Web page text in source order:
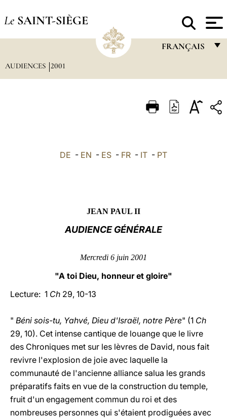
Le SAINT-SIÈGE
FRANÇAIS
ITALIANO
中文
AUDIENCES 2001
DE - EN - ES - FR - IT - PT
JEAN PAUL II
AUDIENCE GÉNÉRALE
Mercredi 6 juin 2001
"A toi Dieu, honneur et gloire"
Lecture: 1 Ch 29, 10-13
" Béni sois-tu, Yahvé, Dieu d'Israël, notre Père" (1 Ch
29, 10). Cet intense cantique de louange que le livre
des Chroniques met sur les lèvres de David, nous fait
revivre l'explosion de joie avec laquelle la
communauté de l'ancienne alliance salua les grands
préparatifs faits en vue de la construction du temple,
fruit d'un engagement commun du roi et des
nombreuses personnes qui s'étaient prodiguées avec